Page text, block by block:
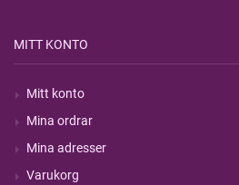
MITT KONTO
Mitt konto
Mina ordrar
Mina adresser
Varukorg